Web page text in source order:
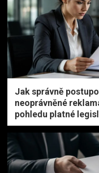
Jak správně
neoprávněné
pohledu platné